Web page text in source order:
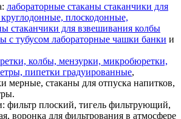
лабораторные стаканы стаканчики для
плоскодонные,
стаканчики для взвешивания колбы
с тубусом лабораторные чашки банки и
колбы, мензурки, микробюретки,
пипетки градуированные,
мерные, стаканы для отпуска напитков,
фильтр плоский, тигель фильтрующий,
воронка для фильтрования в атмосфере